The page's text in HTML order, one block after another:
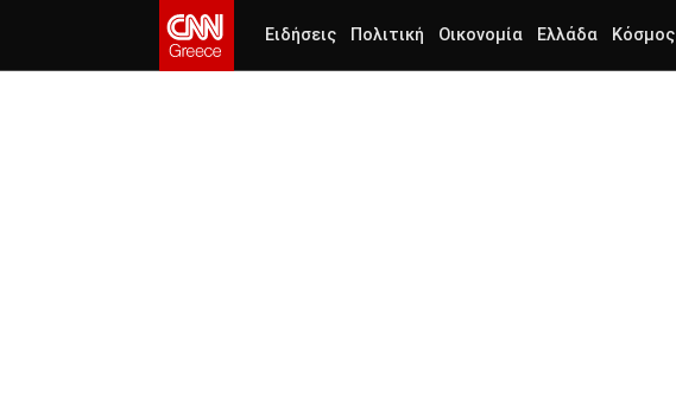
Ειδήσεις Πολιτική Οικονομία Ελλάδα Κόσμος